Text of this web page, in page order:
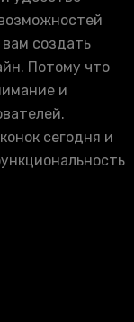
создать
Потому что
и
сегодня и